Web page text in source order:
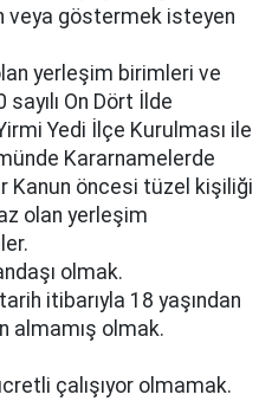
veya göstermek isteyen
yerleşim birimleri ve
On Dört İlde
Yedi İlçe Kurulması ile
Kararnamelerde
Kanun öncesi tüzel kişiliği
olan yerleşim
olmak.
itibarıyla 18 yaşından
almamış olmak.
çalışıyor olmamak.